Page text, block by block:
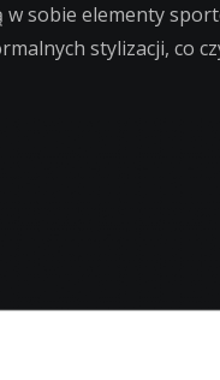
sobie elementy
stylizacji, co